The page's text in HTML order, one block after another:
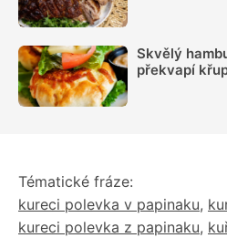
Skvělý
překvapí
Tématické fráze:
kureci polevka v papinaku,
kureci polevka z papinaku,